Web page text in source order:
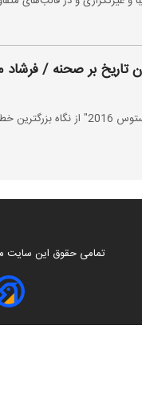
منطومی‌نیا نمایش "فاستوس
تمامی حقوق این سایت